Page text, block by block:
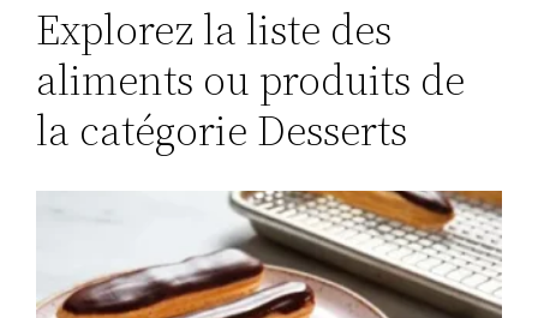
Explorez la liste des
aliments ou produits de
la catégorie Desserts